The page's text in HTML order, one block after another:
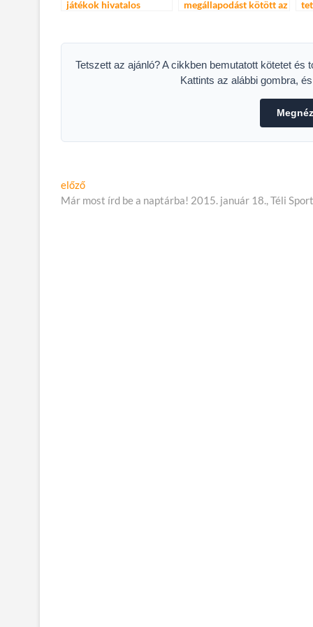
játékok hivatalos
megállapodást kötött az
Tetszett az ajánló? A cikkben bemutatott kötetet és
Kattints az alábbi gombra,
Bejegyzés
navigáció
előzőElőző
cikk:
Már most írd be a naptárba! 2015. január 18., Téli